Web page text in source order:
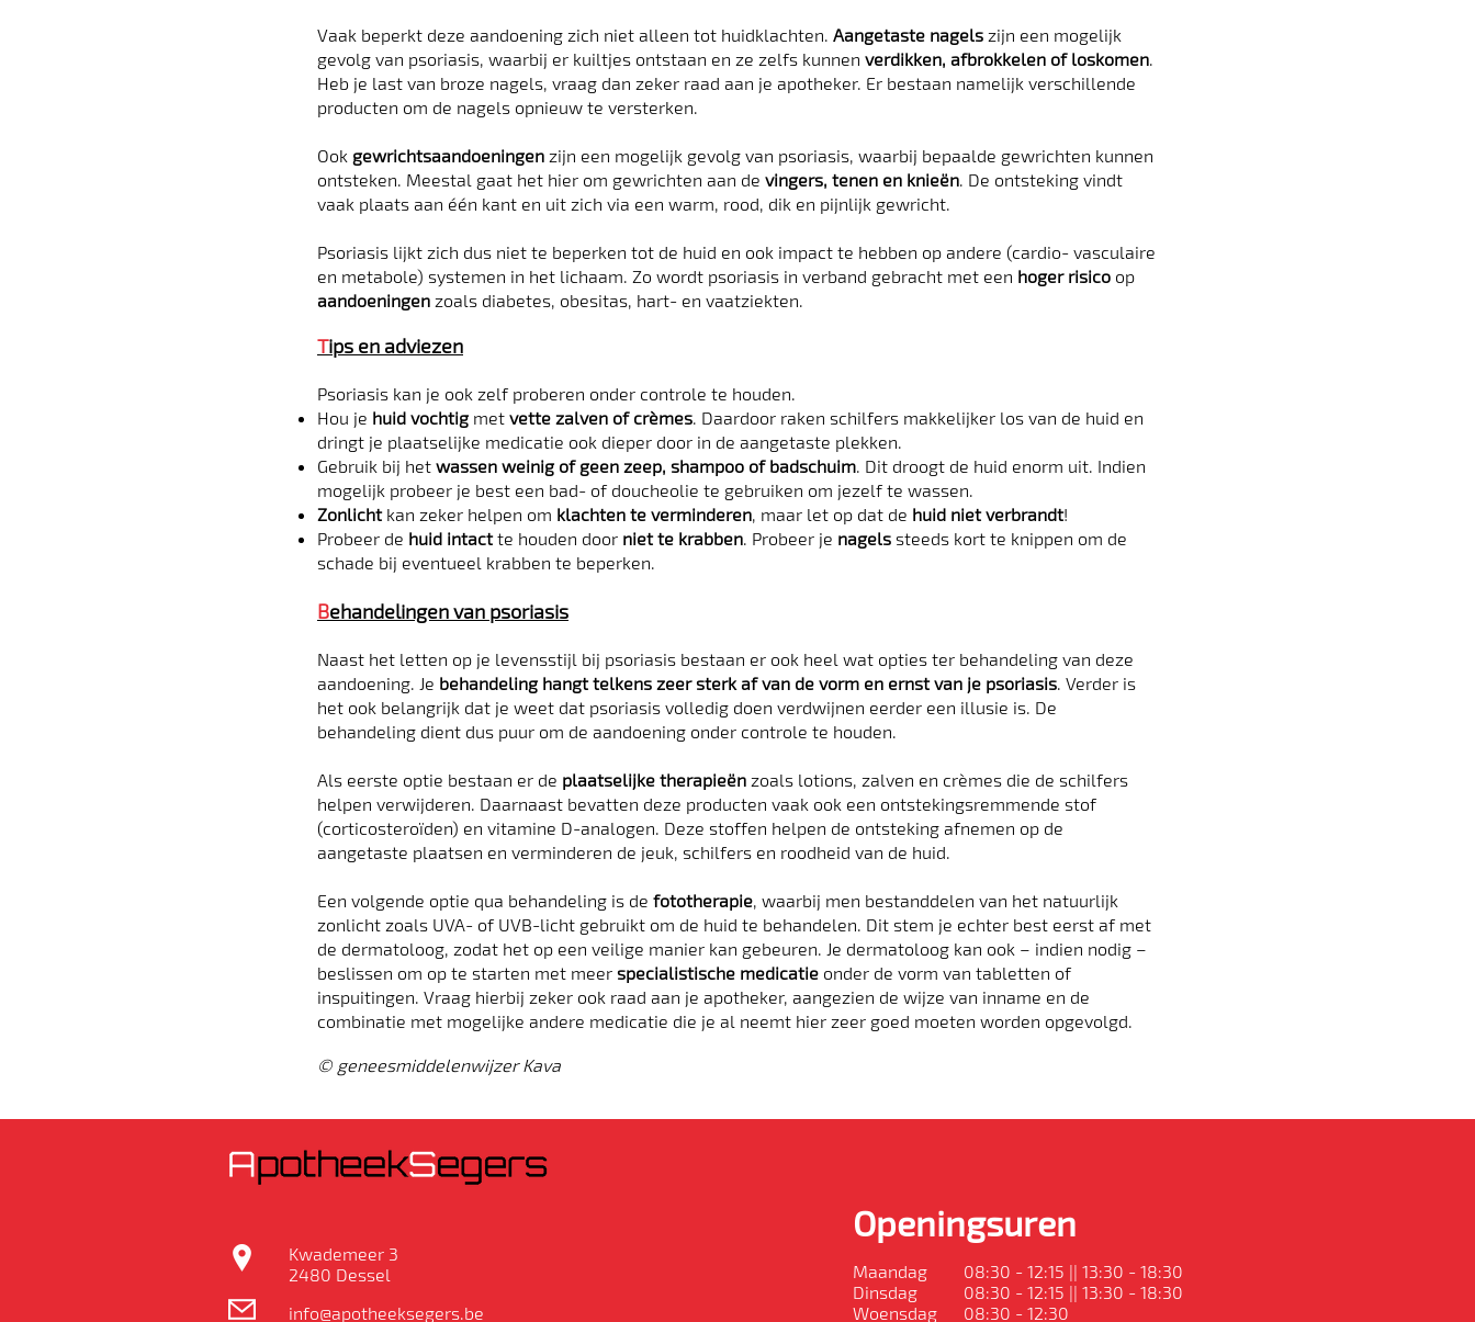
Vaak beperkt deze aandoening zich niet alleen tot huidklachten. Aangetaste nagels zijn een mogelijk
gevolg van psoriasis, waarbij er kuiltjes ontstaan en ze zelfs kunnen verdikken, afbrokkelen of loskomen.
Heb je last van broze nagels, vraag dan zeker raad aan je apotheker. Er bestaan namelijk verschillende
producten om de nagels opnieuw te versterken.
Ook gewrichtsaandoeningen zijn een mogelijk gevolg van psoriasis, waarbij bepaalde gewrichten kunnen
ontsteken. Meestal gaat het hier om gewrichten aan de vingers, tenen en knieën. De ontsteking vindt
vaak plaats aan één kant en uit zich via een warm, rood, dik en pijnlijk gewricht.
Psoriasis lijkt zich dus niet te beperken tot de huid en ook impact te hebben op andere (cardio- vasculaire
en metabole) systemen in het lichaam. Zo wordt psoriasis in verband gebracht met een hoger risico op
aandoeningen zoals diabetes, obesitas, hart- en vaatziekten.
Tips en adviezen
Psoriasis kan je ook zelf proberen onder controle te houden.
Hou je huid vochtig met vette zalven of crèmes. Daardoor raken schilfers makkelijker los van de huid en
dringt je plaatselijke medicatie ook dieper door in de aangetaste plekken.
Gebruik bij het wassen weinig of geen zeep, shampoo of badschuim. Dit droogt de huid enorm uit. Indien
mogelijk probeer je best een bad- of doucheolie te gebruiken om jezelf te wassen.
Zonlichtkan zeker helpen om klachten te verminderen, maar let op dat de huid niet verbrandt!
Probeer de huid intactte houden door niet te krabben. Probeer je nagels steeds kort te knippen om de
schade bij eventueel krabben te beperken.
Behandelingenvan psoriasis
Naast het letten op je levensstijl bij psoriasis bestaan er ook heel wat opties ter behandeling van deze
aandoening. Je behandeling hangt telkens zeer sterk af van de vorm en ernst van je psoriasis. Verder is
het ook belangrijk dat je weet dat psoriasis volledig doen verdwijnen eerder een illusie is. De
behandeling dient dus puur om de aandoening onder controle te houden.
Als eerste optie bestaan er de plaatselijke therapieën zoals lotions, zalven en crèmes die de schilfers
helpen verwijderen. Daarnaast bevatten deze producten vaak ook een ontstekingsremmende stof
(corticosteroïden) en vitamine D-analogen. Deze stoffen helpen de ontsteking afnemen op de
aangetaste plaatsen en verminderen de jeuk, schilfers en roodheid van de huid.
Een volgende optie qua behandeling is de fototherapie, waarbij men bestanddelen van het natuurlijk
zonlicht zoals UVA- of UVB-licht gebruikt om de huid te behandelen. Dit stem je echter best eerst af met
de dermatoloog, zodat het op een veilige manier kan gebeuren. Je dermatoloog kan ook – indien nodig –
beslissen om op te starten met meer specialistische medicatie onder de vorm van tabletten of
inspuitingen. Vraag hierbij zeker ook raad aan je apotheker, aangezien de wijze van inname en de
combinatie met mogelijke andere medicatie die je al neemt hier zeer goed moeten worden opgevolgd.
© geneesmiddelenwijzer Kava
Openingsuren
Kwademeer 3
2480 Dessel
info@apotheeksegers.be
Maandag
Dinsdag
Woensdag
08:30 - 12:15 || 13:30 - 18:30
08:30 - 12:15 || 13:30 - 18:30
08:30 - 12:30